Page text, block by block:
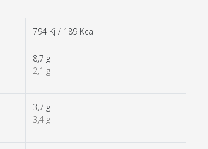
794 Kj / 189 Kcal
8,7 g
2,1 g
3,7 g
3,4 g